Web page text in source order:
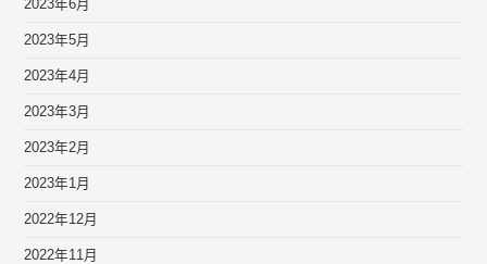
2023年6月
2023年5月
2023年4月
2023年3月
2023年2月
2023年1月
2022年12月
2022年11月